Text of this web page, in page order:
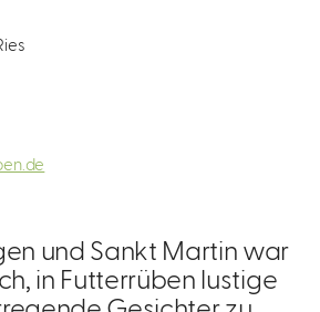
und Sankt Martin war
in Futterrüben lustige